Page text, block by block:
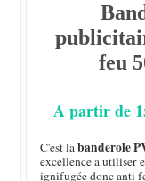
feu
A partir de
C'est labanderole
excellence a utiliser
ignifugée donc anti